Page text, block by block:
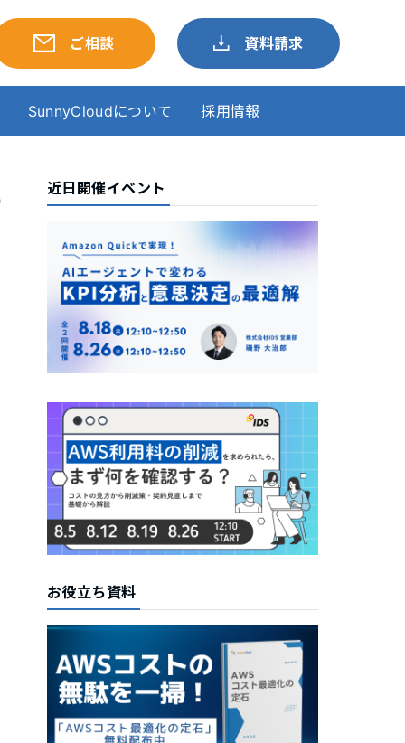
ご相談 資料請求
SunnyCloudについて 採用情報
近日開催イベント
お役立ち資料